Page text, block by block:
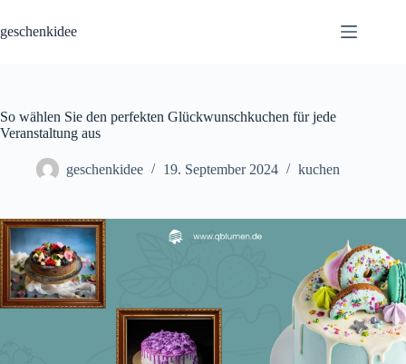
content
geschenkidee
So wählen Sie den perfekten Glückwunschkuchen für jede
Veranstaltung aus
geschenkidee 19. September 2024 kuchen